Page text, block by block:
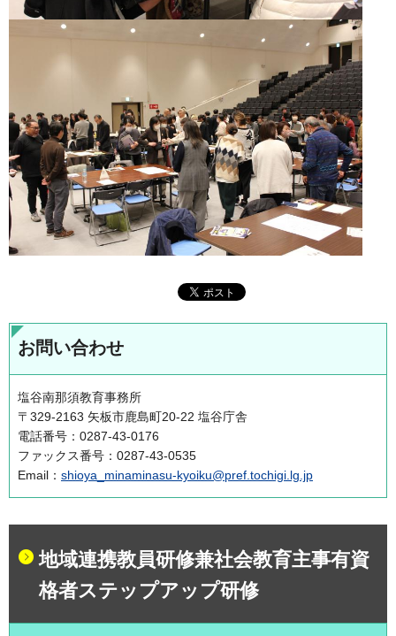
お問い合わせ
塩谷南那須教育事務所
〒329-2163 矢板市鹿島町20-22 塩谷庁舎
電話番号：0287-43-0176
ファックス番号：0287-43-0535
Email： shioya_minaminasu-kyoiku@pref.tochigi.lg.jp
地域連携教員研修兼社会教育主事有資
格者ステップアップ研修